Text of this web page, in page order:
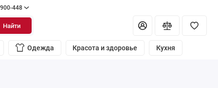
448
Найти
Одежда Красота и здоровье Кухня